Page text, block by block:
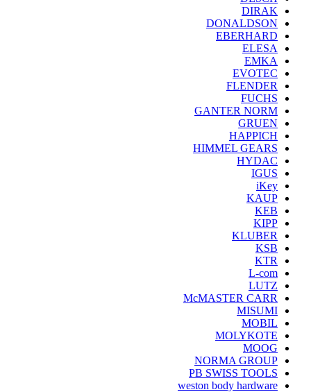
DIRAK
DONALDSON
EBERHARD
ELESA
EMKA
EVOTEC
FLENDER
FUCHS
GANTER NORM
GRUEN
HAPPICH
HIMMEL GEARS
HYDAC
IGUS
iKey
KAUP
KEB
KIPP
KLUBER
KSB
KTR
L-com
LUTZ
McMASTER CARR
MISUMI
MOBIL
MOLYKOTE
MOOG
NORMA GROUP
PB SWISS TOOLS
weston body hardware